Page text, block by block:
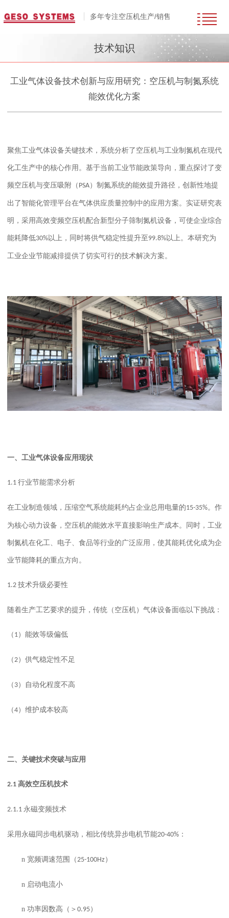
多年专注空压机生产/销售
技术知识
工业气体设备技术创新与应用研究：空压机与制氮系统
能效优化方案
聚焦工业气体设备关键技术，系统分析了空压机与工业制氮机在现代
化工生产中的核心作用。基于当前工业节能政策导向，重点探讨了变
频空压机与变压吸附（ PSA）制氮系统的能效提升路径，创新性地提
出了智能化管理平台在气体供应质量控制中的应用方案。实证研究表
明，采用高效变频空压机配合新型分子筛制氮机设备，可使企业综合
能耗降低30%以上，同时将供气稳定性提升至99.8%以上。本研究为
工业企业节能减排提供了切实可行的技术解决方案。
一、 工业气体设备应用现状
1.1 行业节能需求分析
在工业制造领域，压缩空气系统能耗约占企业总用电量的15-35%。 作
为核心动力设备，空压机的能效水平直接影响生产成本。同时，工业
制氮机在化工、电子、食品等行业的广泛应用，使其能耗优化成为企
业节能降耗的重点方向。
1.2 技术升级必要性
随着生产工艺要求的提升，传统 （ 空压机） 气体设备面临以下挑战：
（ 1）能效等级偏低
（2）供气稳定性不足
（ 3）自动化程度不高
（4）维护成本较高
二、 关键技术突破与应用
2.1 高效空压机技术
2.1.1 永磁变频技术
采用永磁同步电机驱动，相比传统异步电机节能20-40% ：
n 宽频调速范围（25-100Hz ）
n 启动电流小
n 功率因数高（＞ 0.95）